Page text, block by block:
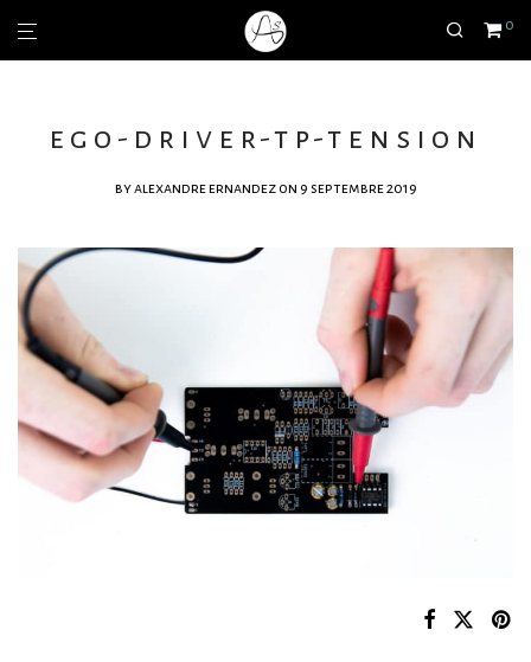
0
ego-driver-tp-tension
byalexandre ernandez on 9 septembre 2019